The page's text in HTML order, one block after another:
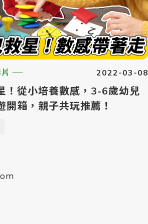
2022-03-08
！從小培養數感，3-6歲幼兒
開箱，親子共玩推薦！